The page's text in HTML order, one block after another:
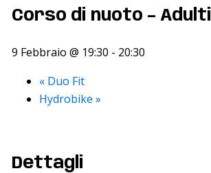
Corso di nuoto – Adulti
9 Febbraio @ 19:30 - 20:30
«Duo Fit
Hydrobike »
Dettagli